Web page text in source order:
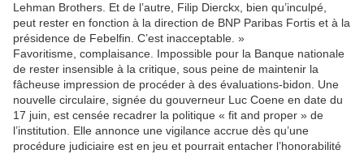
Lehman Brothers. Et de l’autre, Filip Dierckx, bien qu’inculpé,
peut rester en fonction à la direction de BNP Paribas Fortis et à la
présidence de Febelfin. C’est inacceptable. »
Favoritisme, complaisance. Impossible pour la Banque nationale
de rester insensible à la critique, sous peine de maintenir la
fâcheuse impression de procéder à des évaluations-bidon. Une
nouvelle circulaire, signée du gouverneur Luc Coene en date du
17 juin, est censée recadrer la politique « fit and proper » de
l’institution. Elle annonce une vigilance accrue dès qu’une
procédure judiciaire est en jeu et pourrait entacher l’honorabilité